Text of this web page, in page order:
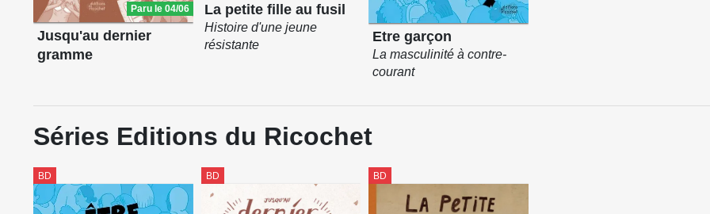
Paru le 04/06
Jusqu'au dernier
gramme
La petite fille au fusil
Histoire d'une jeune
résistante
Etre garçon
La masculinité à contre-
courant
Séries Editions du Ricochet
BD BD BD